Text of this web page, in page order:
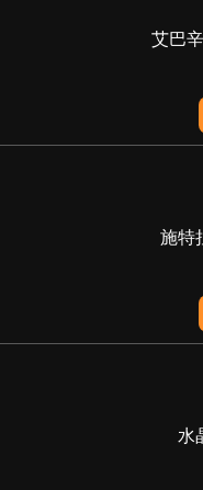
艾巴
施特
水